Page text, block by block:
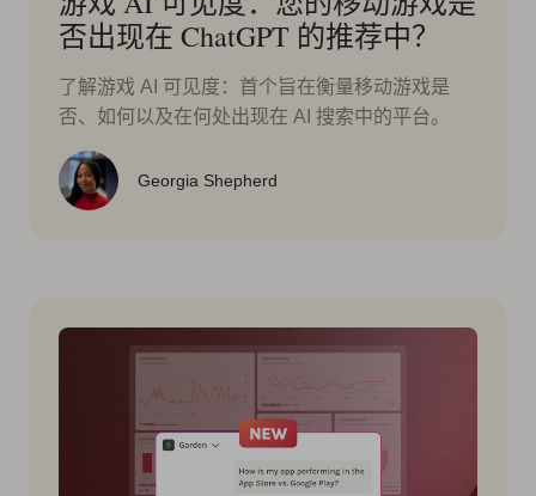
否出现在 ChatGPT 的推荐中？
了解游戏 AI 可见度：首个旨在衡量移动游戏是
否、如何以及在何处出现在 AI 搜索中的平台。
Georgia Shepherd